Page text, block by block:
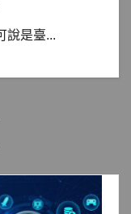
說是臺...